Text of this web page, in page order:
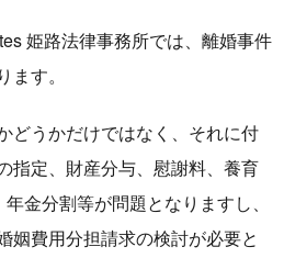
姫路法律事務所では、離婚事件
す。
どうかだけではなく、それに付
指定、財産分与、慰謝料、養育
金分割等が問題となりますし、
姻費用分担請求の検討が必要と